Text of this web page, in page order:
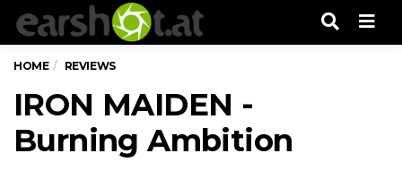
HOME REVIEWS
IRON MAIDEN -
Burning Ambition